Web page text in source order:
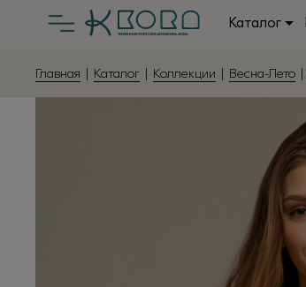
Каталог
Главная | Каталог | Коллекции | Весна-Лето |